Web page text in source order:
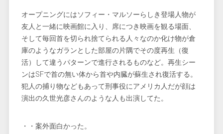
オープニングにはソフィー・マルソーらしき登場人物が
友人と一緒に映画館に入り、席につき映画を観る場面、
そして毎回首を切られ捨てられる人々なのか化け物が倉
庫のようなガランとした部屋の片隅でその度再生（復
活）して違うパターンで進行されるものなど。再生シー
ンはSFで首の無い体から首や内臓が蘇生され復活する。
犯人の捕り物などもあって刑事役にアメリカ人だが顔は
演出の久世光彦さんのような人も出演してた。
・・案外面白かった。